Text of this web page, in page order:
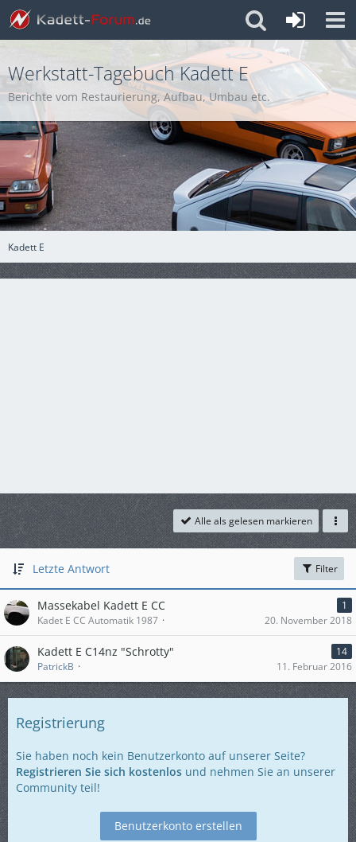
Kadett E
Werkstatt-Tagebuch Kadett E
Berichte vom Restaurierung, Aufbau, Umbau etc.
Alle als gelesen markieren
Letzte Antwort Filter
Massekabel Kadett E CC
1
Kadet E CC Automatik 1987
20. November 2018
Kadett E C14nz "Schrotty"
14
PatrickB
11. Februar 2016
Registrierung
Sie haben noch kein Benutzerkonto auf unserer Seite?
Registrieren Sie sich kostenlos und nehmen Sie an unserer
Community teil!
Benutzerkonto erstellen